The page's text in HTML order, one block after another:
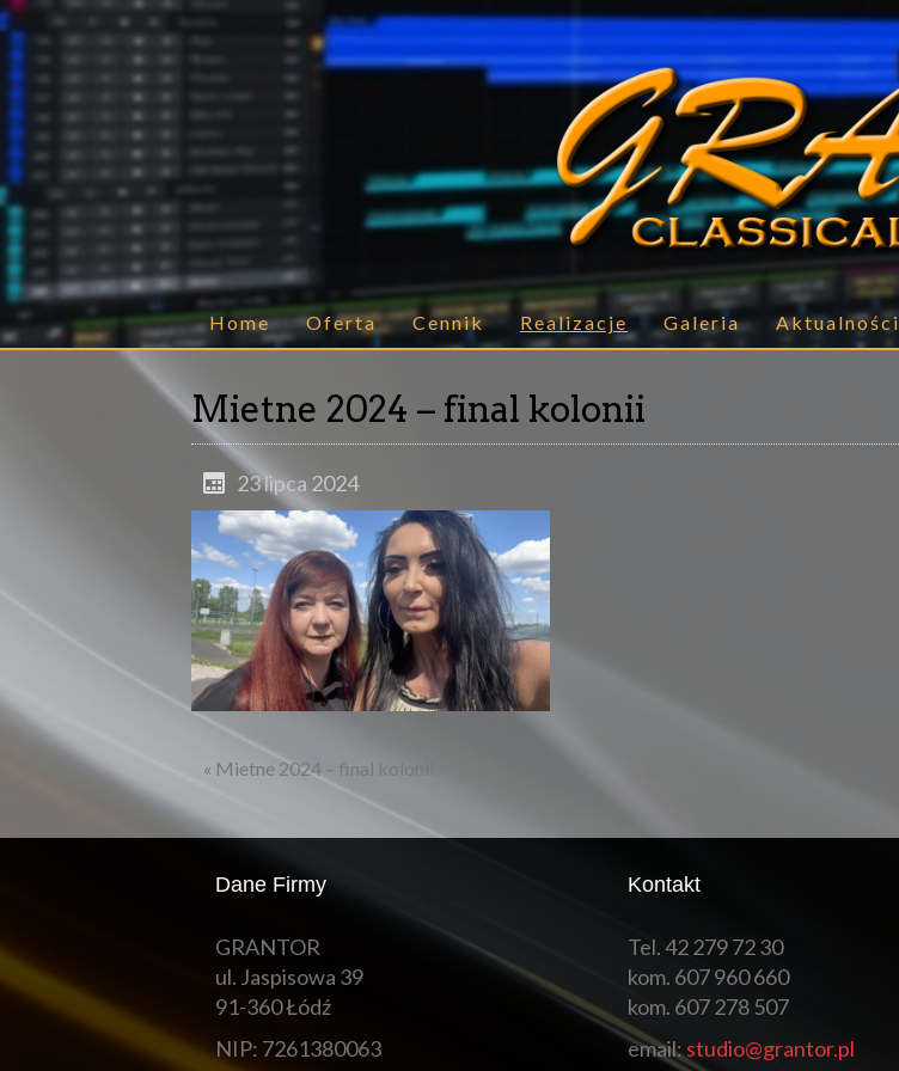
Home Oferta Cennik Realizacje Galeria Aktualności
Mietne 2024 – final kolonii
23 lipca 2024
« Mietne 2024 – final kolonii
Dane Firmy
GRANTOR
ul. Jaspisowa 39
91-360 Łódź
NIP: 7261380063
Kontakt
Tel. 42 279 72 30
kom. 607 960 660
kom. 607 278 507
email:studio@grantor.pl